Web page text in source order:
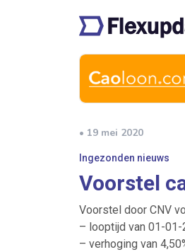
• 19 mei 2020
Ingezonden nieuws
Voorstel
Voorstel door CNV
– looptijd van 01-
– verhoging van